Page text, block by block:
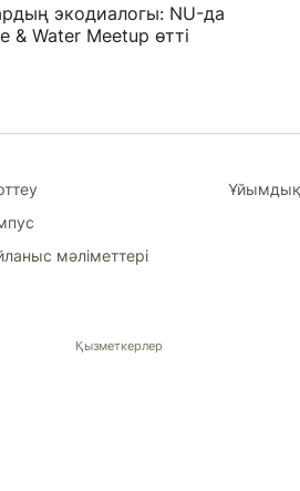
экодиалогы: NU-да
& Water Meetup өтті
мәліметтері
Ұйымдық
Қызметкерлер